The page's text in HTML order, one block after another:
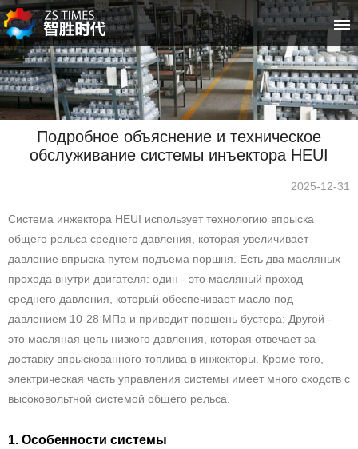
首页
关于智胜时代
空压机系列
客户案例
新闻资讯
售后服务
联系我们
Подробное объяснение и техническое
обслуживание системы инъектора HEUI
2025-12-31
Система инжектора HEUI использует технологию впрыска
общего рельса среднего давления, которая увеличивает
давление впрыска путем подъема поршня. Есть два масляных
прохода внутри двигателя: один - это масляный проход
среднего давления, который обеспечивает масло под
давлением 10-28 МПа и приводит поршень бустера; Другой -
это масляная цепь низкого давления, которая отвечает за
доставку впрыскованного топлива в инжекторы. Кроме того,
электрическая часть управления системы имеет много сходств с
высоковольтной системой общего рельса.
1. Особенности системы